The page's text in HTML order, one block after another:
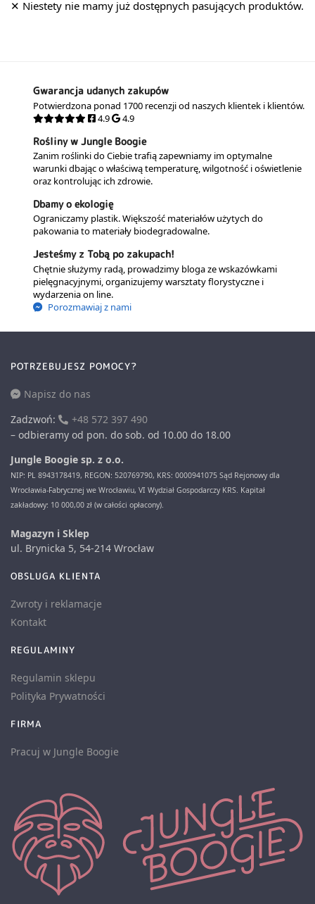
Gwarancja udanych zakupów
Potwierdzona ponad 1700 recenzji od naszych klientek i klientów.
4.9
4.9
Rośliny w Jungle Boogie
Zanim roślinki do Ciebie trafią zapewniamy im optymalne
warunki dbając o właściwą temperaturę, wilgotność i oświetlenie
oraz kontrolując ich zdrowie.
Dbamy o ekologię
Ograniczamy plastik. Większość materiałów użytych do
pakowania to materiały biodegradowalne.
Jesteśmy z Tobą po zakupach!
Chętnie służymy radą, prowadzimy bloga ze wskazówkami
pielęgnacyjnymi, organizujemy warsztaty florystyczne i
wydarzenia on line.
Porozmawiaj z nami
POTRZEBUJESZ POMOCY?
Napisz do nas
Zadzwoń:
+48 572 397 490
– odbieramy od pon. do sob. od 10.00 do 18.00
Jungle Boogie sp. z o.o.
NIP: PL 8943178419, REGON: 520769790, KRS: 0000941075 Sąd Rejonowy dla
Wrocławia-Fabrycznej we Wrocławiu, VI Wydział Gospodarczy KRS. Kapitał
zakładowy: 10 000,00 zł (w całości opłacony).
Magazyn i Sklep
ul. Brynicka 5, 54-214 Wrocław
OBSLUGA KLIENTA
Zwroty i reklamacje
Kontakt
REGULAMINY
Regulamin sklepu
Polityka Prywatności
FIRMA
Pracuj w Jungle Boogie